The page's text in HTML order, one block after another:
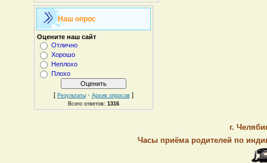
Наш опрос
Оцените наш сайт
Отлично
Хорошо
Неплохо
Плохо
[ Результаты· Архив опросов]
Всего ответов: 1316
г.
Часы приёма родителей по